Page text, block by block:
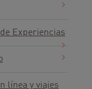
Experiencias
línea y viajes